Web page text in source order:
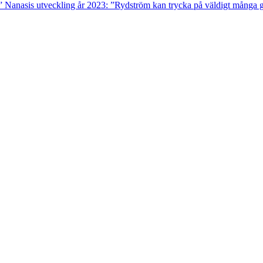
Nanasis utveckling år 2023: ”Rydström kan trycka på väldigt många